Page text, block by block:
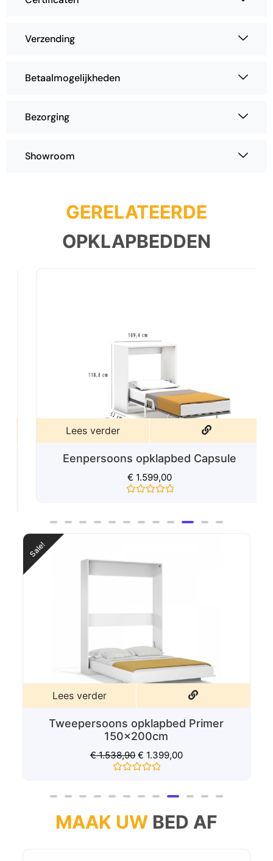
Verzending
Betaalmogelijkheden
Bezorging
Showroom
GERELATEERDE
OPKLAPBEDDEN
Lees verder
Eenpersoons opklapbed Capsule
1.599,00
Lees verder
Tweepersoons Opklapbed Capsule
€2.195,00
Gewaardeerd
0